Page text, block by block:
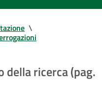
\
ricerca (pag.